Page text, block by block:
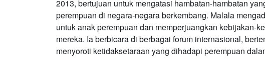
2013, bertujuan untuk mengatasi hambatan-hambatan
perempuan di negara-negara berkembang. Malala
untuk anak perempuan dan memperjuangkan kebijakan-
mereka. Ia berbicara di berbagai forum internasional,
menyoroti ketidaksetaraan yang dihadapi perempuan